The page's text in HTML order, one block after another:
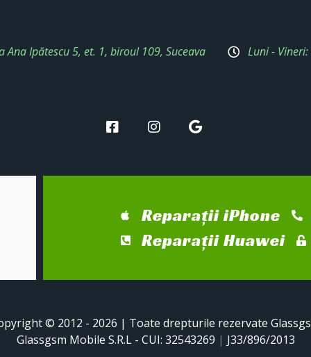
Ana Ipătescu 5, et. 1, biroul 109, Suceava Luni -
Reparații iPhone
Reparații Huawei
© 2012 - 2026 | Toate drepturile rezervate
Glassgsm Mobile S.R.L - CUI: 32543269 | J33/896/2013